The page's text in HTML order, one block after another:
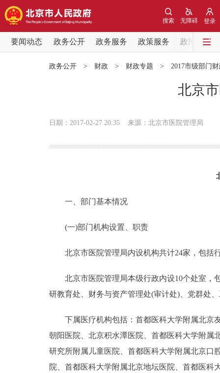
登录
无障碍
搜索
要闻动态 政务公开 政务服务 政策服务
政民互动
个人服务
便民服务
中介服务
政务公开 > 财政 > 财政专题 > 2017市级部门
北京
日期：2017-02-27 20:35 来源：北京市医院管理局
一、部门基本情况
(一)部门机构设置、职责
北京市医院管理局内设机构共计24家，包括
北京市医院管理局本级行政内设10个处室，
研教育处、财务与资产管理处(审计处)、党群处
下属医疗机构包括：首都医科大学附属北京友
朝阳医院、北京积水潭医院、首都医科大学附属
研究所附属儿童医院、首都医科大学附属北京口
院、首都医科大学附属北京地坛医院、首都医